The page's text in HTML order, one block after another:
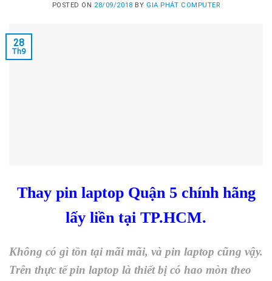
POSTED ON 28/09/2018 BY GIA PHÁT COMPUTER
28
Th9
Thay pin laptop Quận 5 chính hãng
lấy liền tại TP.HCM.
Không có gì tồn tại mãi mãi, và pin laptop cũng vậy.
Trên thực tế pin laptop là thiết bị có hao mòn theo